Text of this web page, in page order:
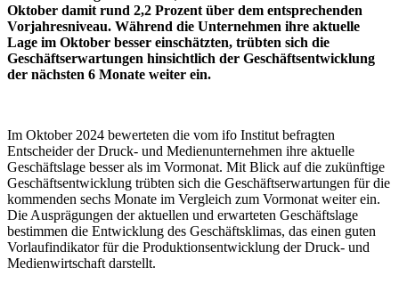
Oktober damit rund 2,2 Prozent über dem entsprechenden
Vorjahresniveau. Während die Unternehmen ihre aktuelle
Lage im Oktober besser einschätzten, trübten sich die
Geschäftserwartungen hinsichtlich der Geschäftsentwicklung
der nächsten 6 Monate weiter ein.
Im Oktober 2024 bewerteten die vom ifo Institut befragten
Entscheider der Druck- und Medienunternehmen ihre aktuelle
Geschäftslage besser als im Vormonat. Mit Blick auf die zukünftige
Geschäftsentwicklung trübten sich die Geschäftserwartungen für die
kommenden sechs Monate im Vergleich zum Vormonat weiter ein.
Die Ausprägungen der aktuellen und erwarteten Geschäftslage
bestimmen die Entwicklung des Geschäftsklimas, das einen guten
Vorlaufindikator für die Produktionsentwicklung der Druck- und
Medienwirtschaft darstellt.